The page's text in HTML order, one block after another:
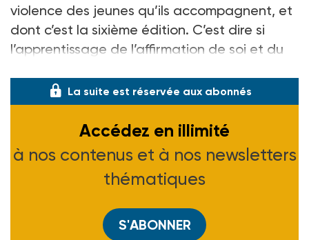
violence des jeunes qu’ils accompagnent, et
dont c’est la sixième édition. C’est dire si
l’apprentissage de l’affirmation de soi et du
La suite est réservée aux abonnés
Accédez en illimité
à nos contenus et à nos newsletters
thématiques
S'ABONNER